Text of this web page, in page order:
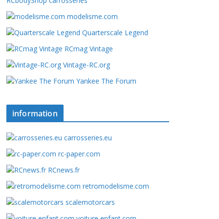
modelisme.com
Quarterscale Legend
RCmag Vintage
Vintage-RC.org
Yankee The Forum
information
carrosseries.eu
rc-paper.com
RCnews.fr
retromodelisme.com
scalemotorcars